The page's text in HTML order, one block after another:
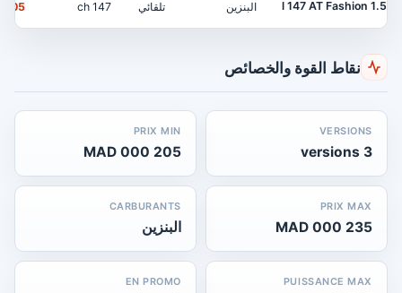
1.5 l 147 AT Fashion البنزين تلقائي 147 ch
205 000 MAD
نقاط القوة والخصائص
VERSIONS
3 versions
PRIX MIN
205 000 MAD
PRIX MAX
235 000 MAD
CARBURANTS
البنزين
PUISSANCE MAX
EN PROMO